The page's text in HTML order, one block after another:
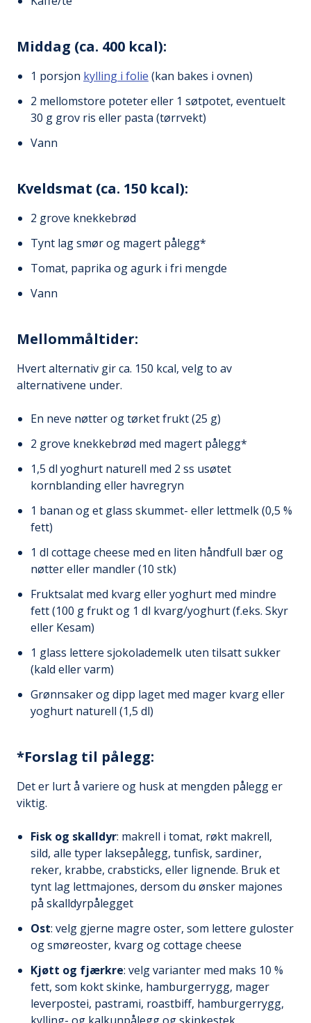
Middag (ca. 400 kcal):
1 porsjon kylling i folie (kan bakes i ovnen)
2 mellomstore poteter eller 1 søtpotet, eventuelt
30 g grov ris eller pasta (tørrvekt)
Vann
Kveldsmat (ca. 150 kcal):
2 grove knekkebrød
Tynt lag smør og magert pålegg*
Tomat, paprika og agurk i fri mengde
Vann
Mellommåltider:
Hvert alternativ gir ca. 150 kcal, velg to av
alternativene under.
En neve nøtter og tørket frukt (25 g)
2 grove knekkebrød med magert pålegg*
1,5 dl yoghurt naturell med 2 ss usøtet
kornblanding eller havregryn
1 banan og et glass skummet- eller lettmelk (0,5 %
fett)
1 dl cottage cheese med en liten håndfull bær og
nøtter eller mandler (10 stk)
Fruktsalat med kvarg eller yoghurt med mindre
fett (100 g frukt og 1 dl kvarg/yoghurt (f.eks. Skyr
eller Kesam)
1 glass lettere sjokolademelk uten tilsatt sukker
(kald eller varm)
Grønnsaker og dipp laget med mager kvarg eller
yoghurt naturell (1,5 dl)
*Forslag til pålegg:
Det er lurt å variere og husk at mengden pålegg er
viktig.
Fisk og skalldyr: makrell i tomat, røkt makrell,
sild, alle typer laksepålegg, tunfisk, sardiner,
reker, krabbe, crabsticks, eller lignende. Bruk et
tynt lag lettmajones, dersom du ønsker majones
på skalldyrpålegget
Ost: velg gjerne magre oster, som lettere guloster
og smøreoster, kvarg og cottage cheese
Kjøtt og fjærkre: velg varianter med maks 10 %
fett, som kokt skinke, hamburgerrygg, mager
leverpostei, pastrami, roastbiff, hamburgerrygg,